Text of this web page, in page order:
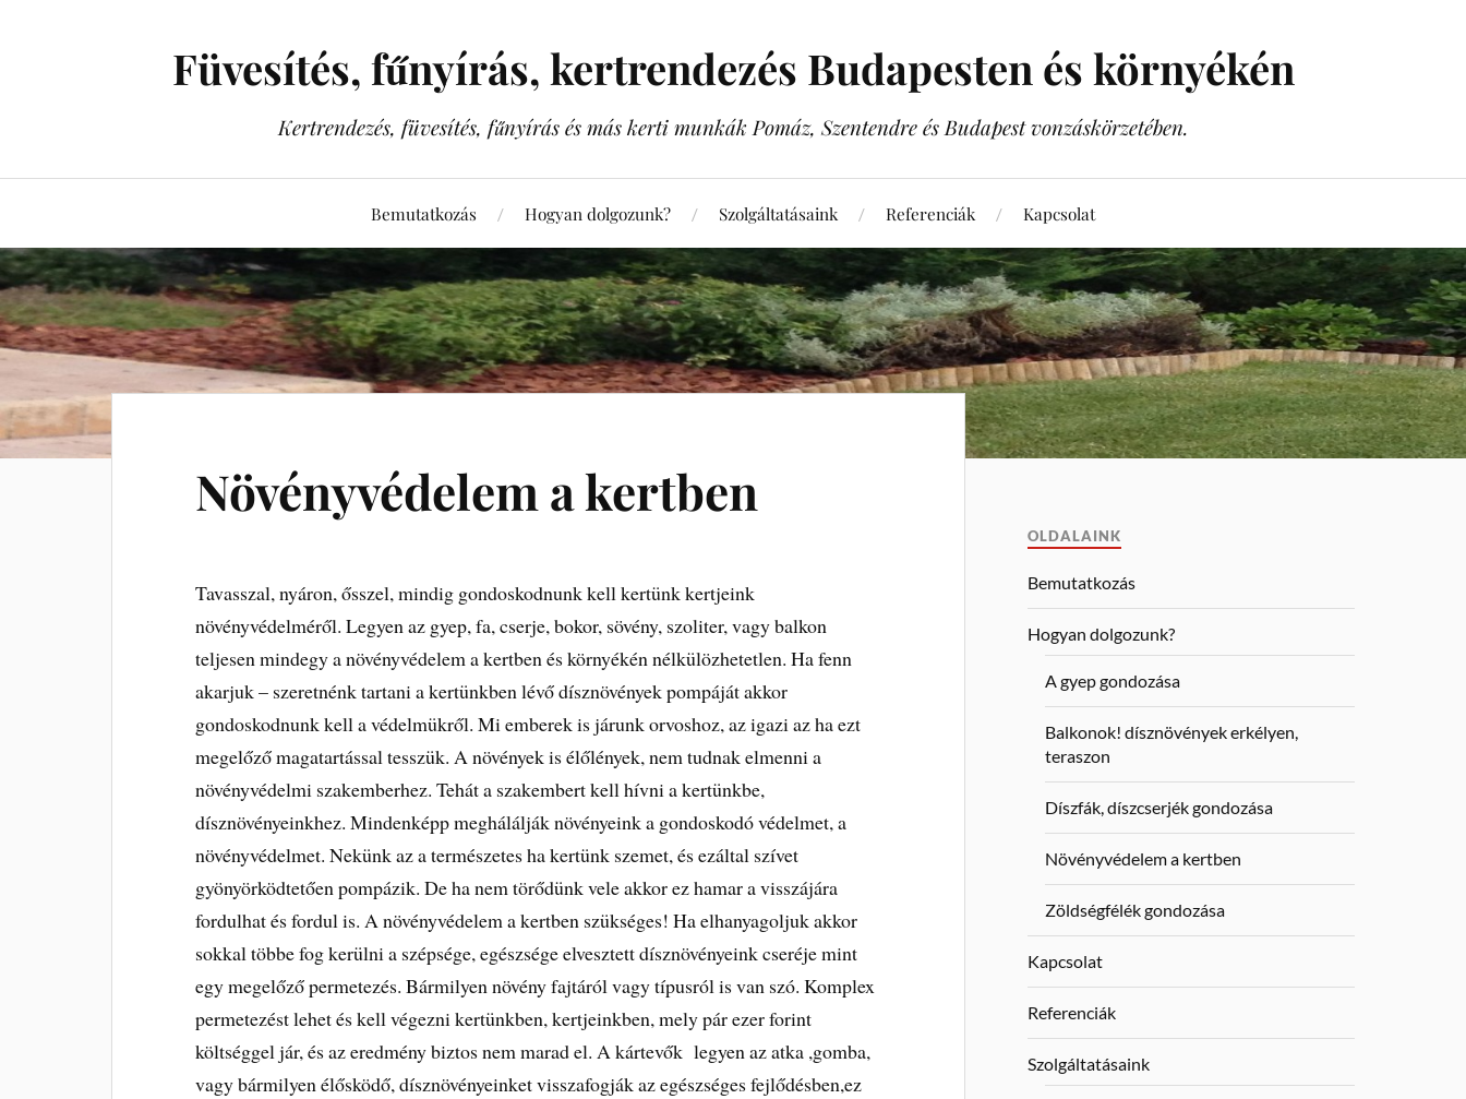
Füvesítés, fűnyírás, kertrendezés Budapesten és környékén
Kertrendezés, füvesítés, fűnyírás és más kerti munkák Pomáz, Szentendre és Budapest vonzáskörzetében.
Bemutatkozás Hogyan dolgozunk? Szolgáltatásaink Referenciák Kapcsolat
Növényvédelem a kertben
Tavasszal, nyáron, ősszel, mindig gondoskodnunk kell kertünk kertjeink
növényvédelméről. Legyen az gyep, fa, cserje, bokor, sövény, szoliter, vagy balkon
teljesen mindegy a növényvédelem a kertben és környékén nélkülözhetetlen. Ha fenn
akarjuk – szeretnénk tartani a kertünkben lévő dísznövények pompáját akkor
gondoskodnunk kell a védelmükről. Mi emberek is járunk orvoshoz, az igazi az ha ezt
megelőző magatartással tesszük. A növények is élőlények, nem tudnak elmenni a
növényvédelmi szakemberhez. Tehát a szakembert kell hívni a kertünkbe,
dísznövényeinkhez. Mindenképp meghálálják növényeink a gondoskodó védelmet, a
növényvédelmet. Nekünk az a természetes ha kertünk szemet, és ezáltal szívet
gyönyörködtetően pompázik. De ha nem törődünk vele akkor ez hamar a visszájára
fordulhat és fordul is. A növényvédelem a kertben szükséges! Ha elhanyagoljuk akkor
sokkal többe fog kerülni a szépsége, egészsége elvesztett dísznövényeink cseréje mint
egy megelőző permetezés. Bármilyen növény fajtáról vagy típusról is van szó. Komplex
permetezést lehet és kell végezni kertünkben, kertjeinkben, mely pár ezer forint
költséggel jár, és az eredmény biztos nem marad el. A kártevők legyen az atka ,gomba,
vagy bármilyen élősködő, dísznövényeinket visszafogják az egészséges fejlődésben,ez
OLDALAINK
Bemutatkozás
Hogyan dolgozunk?
A gyep gondozása
Balkonok! dísznövények erkélyen,
teraszon
Díszfák, díszcserjék gondozása
Növényvédelem a kertben
Zöldségfélék gondozása
Kapcsolat
Referenciák
Szolgáltatásaink